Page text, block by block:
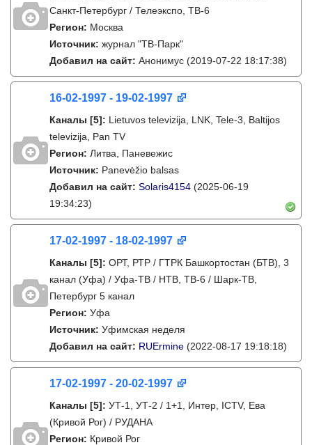
Санкт-Петербург / Телеэкспо, ТВ-6
Регион: Москва
Источник: журнал "ТВ-Парк"
Добавил на сайт: Анонимус (2019-07-22 18:17:38)
16-02-1997 - 19-02-1997
Каналы [5]: Lietuvos televizija, LNK, Tele-3, Baltijos
televizija, Pan TV
Регион: Литва, Паневежис
Источник: Panevėžio balsas
Добавил на сайт: Solaris4154 (2025-06-19
19:34:23)
17-02-1997 - 18-02-1997
Каналы [5]: ОРТ, РТР / ГТРК Башкортостан (БТВ), 3
канал (Уфа) / Уфа-ТВ / НТВ, ТВ-6 / Шарк-ТВ,
Петербург 5 канал
Регион: Уфа
Источник: Уфимская неделя
Добавил на сайт: RUErmine (2022-08-17 19:18:18)
17-02-1997 - 20-02-1997
Каналы [5]: УТ-1, УТ-2 / 1+1, Интер, ICTV, Ева
(Кривой Рог) / РУДАНА
Регион: Кривой Рог